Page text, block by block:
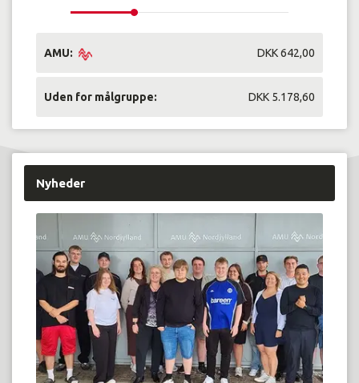
AMU: DKK 642,00
Uden for målgruppe: DKK 5.178,60
Nyheder